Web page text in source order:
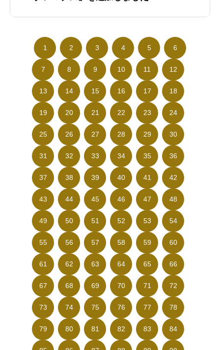
1 2 3 4 5 6
7 8 9 10 11 12
13 14 15 16 17 18
19 20 21 22 23 24
25 26 27 28 29 30
31 32 33 34 35 36
37 38 39 40 41 42
43 44 45 46 47 48
49 50 51 52 53 54
55 56 57 58 59 60
61 62 63 64 65 66
67 68 69 70 71 72
73 74 75 76 77 78
79 80 81 82 83 84